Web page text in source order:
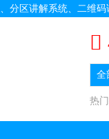
分区讲解系统、二维码
热